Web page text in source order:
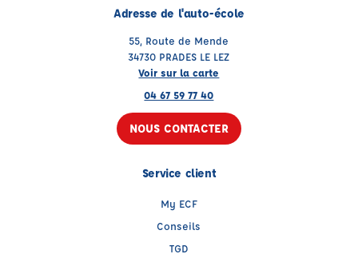
Adresse de l'auto-école
55, Route de Mende
34730 PRADES LE LEZ
Voir sur la carte
04 67 59 77 40
NOUS CONTACTER
Service client
My ECF
Conseils
TGD